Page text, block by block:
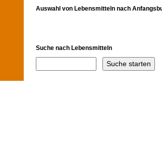
Auswahl von Lebensmitteln nach
Suche nach Lebensmitteln